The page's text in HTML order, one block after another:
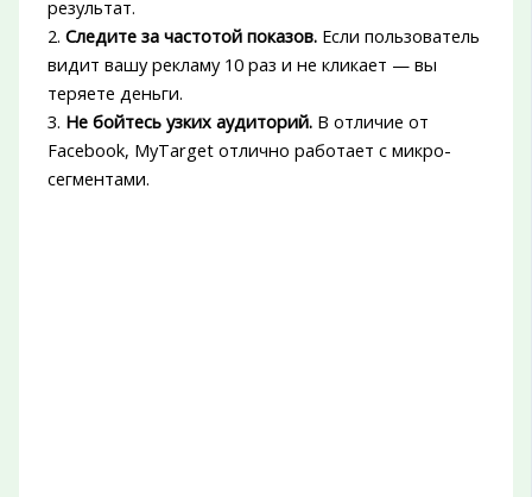
результат.
2. Следите за частотой показов.Если пользователь
видит вашу рекламу 10 раз и не кликает — вы
теряете деньги.
3. Не бойтесь узких аудиторий.В отличие от
Facebook, MyTarget отлично работает с микро-
сегментами.